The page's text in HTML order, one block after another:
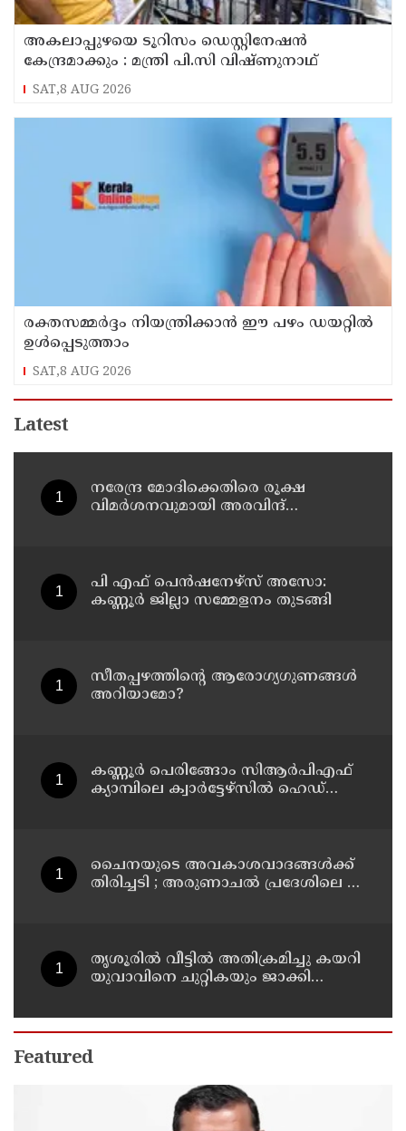
അകലാപ്പുഴയെ ടൂറിസം ഡെസ്റ്റിനേഷന്‍
കേന്ദ്രമാക്കും : മന്ത്രി പി.സി വിഷ്ണുനാഥ്
SAT,8 AUG 2026
രക്തസമ്മർദ്ദം നിയന്ത്രിക്കാൻ ഈ പഴം ഡയറ്റിൽ
ഉൾപ്പെടുത്താം
SAT,8 AUG 2026
Latest
നരേന്ദ്ര മോദിക്കെതിരെ രൂക്ഷ
വിമർശനവുമായി അരവിന്ദ്
പി എഫ് പെൻഷനേഴ്സ് അസോ:
കണ്ണൂർ ജില്ലാ സമ്മേളനം തുടങ്ങി
സീതപ്പഴത്തിന്റെ ആരോഗ്യഗുണങ്ങൾ
അറിയാമോ?
കണ്ണൂര്‍ പെരിങ്ങോം സിആര്‍പിഎഫ്
ക്യാമ്പിലെ ക്വാര്‍ട്ടേഴ്സില്‍ ഹെഡ്
ചൈനയുടെ അവകാശവാദങ്ങൾക്ക്
തിരിച്ചടി ; അരുണാചൽ പ്രദേശിലെ 27
തൃശൂരിൽ വീട്ടിൽ അതിക്രമിച്ചു കയറി
യുവാവിനെ ചുറ്റികയും ജാക്കി
കൊലപ്പെടുത്താൻ ശ്രമിച്ച കേസ് :
രണ്ടു പേർ പിടിയിൽ
Featured